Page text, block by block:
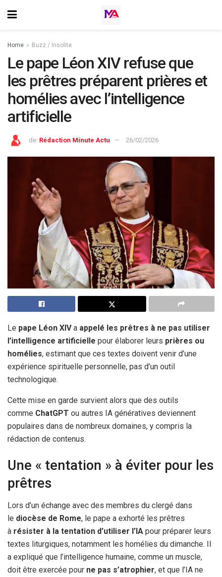
Home Buzz / Insolite
Le pape Léon XIV refuse que
les prêtres préparent prières et
homélies avec l’intelligence
artificielle
de: Rédaction Minute Actu 26/02/2026
Le pape Léon XIVa appelé les prêtres à ne pas utiliser
l’intelligence artificielle pour élaborer leurs prières ou
homélies, estimant que ces textes doivent venir d’une
expérience spirituelle personnelle, pas d’un outil
technologique.
Cette mise en garde survient alors que des outils
comme ChatGPT ou autres IA génératives deviennent
populaires dans de nombreux domaines, y compris la
rédaction de contenus.
Une « tentation » à éviter pour les
prêtres
Lors d’un échange avec des membres du clergé dans
le diocèse de Rome, le pape a exhorté les prêtres
à résister à la tentation d’utiliser l’IA pour préparer leurs
textes liturgiques, notamment les homélies du dimanche. Il
a expliqué que l’intelligence humaine, comme un muscle,
doit être exercée pour ne pas s’atrophier, et que l’IA ne